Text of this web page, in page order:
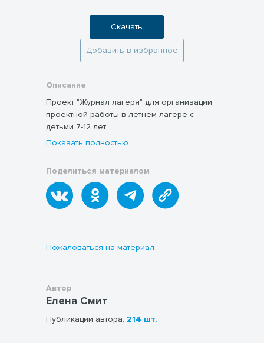
Скачать
Добавить в избранное
Описание
Проект "Журнал лагеря" для организации
проектной работы в летнем лагере с
детьми 7-12 лет.
Показать полностью
Поделиться материалом
Пожаловаться на материал
Автор
Елена Смит
Публикации автора: 214 шт.